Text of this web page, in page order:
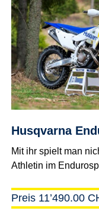
Husqvarna
Mit ihr spielt man
Athletin im
Preis 11’490.00